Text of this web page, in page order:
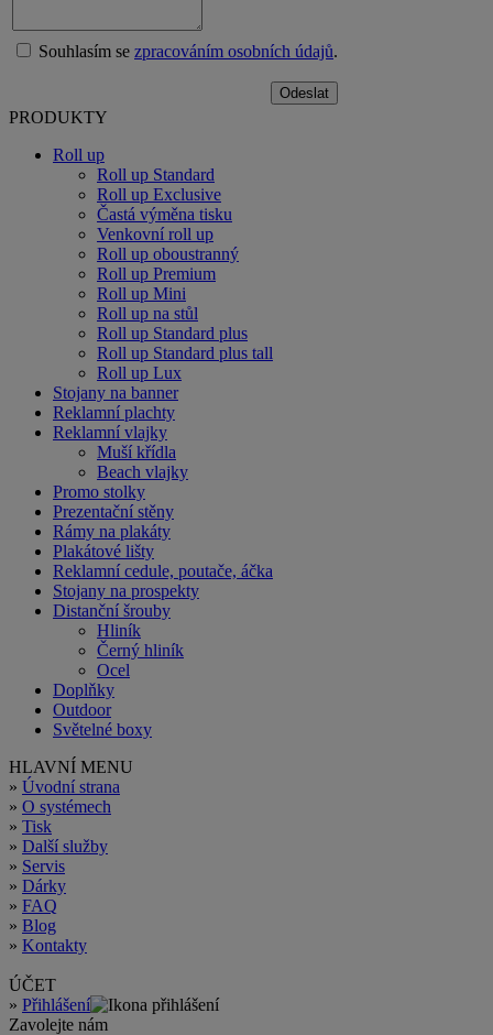
Souhlasím se zpracováním osobních údajů.
PRODUKTY
Roll up
Roll up Standard
Roll up Exclusive
Častá výměna tisku
Venkovní roll up
Roll up oboustranný
Roll up Premium
Roll up Mini
Roll up na stůl
Roll up Standard plus
Roll up Standard plus tall
Roll up Lux
Stojany na banner
Reklamní plachty
Reklamní vlajky
Muší křídla
Beach vlajky
Promo stolky
Prezentační stěny
Rámy na plakáty
Plakátové lišty
Reklamní cedule, poutače, áčka
Stojany na prospekty
Distanční šrouby
Hliník
Černý hliník
Ocel
Doplňky
Outdoor
Světelné boxy
HLAVNÍ MENU
» Úvodní strana
» O systémech
» Tisk
» Další služby
» Servis
» Dárky
» FAQ
» Blog
» Kontakty
ÚČET
» Přihlášení
Zavolejte nám